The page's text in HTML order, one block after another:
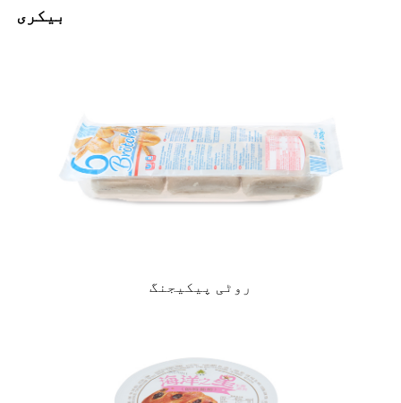
بیکری
روٹی پیکیجنگ